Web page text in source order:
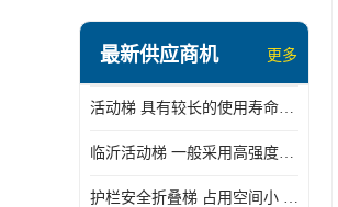
顶部装卸车鹤管
液氨液化气鹤管
定量装车系统
最新供应商机 更多
活动梯 具有较长的使用寿命和耐用性 一般采用高强度材料制造
临沂活动梯 一般采用高强度材料制造 可以用于多种不同的任务
护栏安全折叠梯 占用空间小 方便存放和搬运